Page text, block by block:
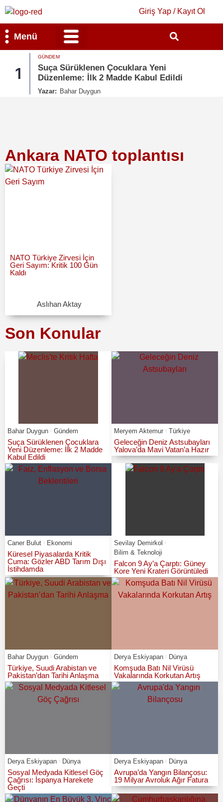
Giriş Yap / Kayıt Ol
Menü
1
GÜNDEM
Suça Sürüklenen Çocuklara Yeni
Düzenleme: İlk 2 Madde Kabul Edildi
Yazar: Bahar Duygun
Ankara NATO toplantısı
NATO Türkiye Zirvesi İçin
Geri Sayım: Kritik 100 Gün
Kaldı
Aslıhan Aktay
Son Konular
Bahar Duygun Gündem
Suça Sürüklenen Çocuklara
Yeni Düzenleme: İlk 2 Madde
Kabul Edildi
Meryem Aktemur Türkiye
Geleceğin Deniz Astsubayları
Yalova’da Mavi Vatan’a Hazır
Caner Bulut Ekonomi
Küresel Piyasalarda Kritik
Cuma: Gözler ABD Tarım Dışı
İstihdamda
Sevilay Demirkol
Bilim & Teknoloji
Falcon 9 Ay’a Çarptı: Güney
Kore Yeni Krateri Görüntüledi
Bahar Duygun Gündem
Türkiye, Suudi Arabistan ve
Pakistan’dan Tarihi Anlaşma
Derya Eskiyapan Dünya
Komşuda Batı Nil Virüsü
Vakalarında Korkutan Artış
Derya Eskiyapan Dünya
Sosyal Medyada Kitlesel Göç
Çağrısı: İspanya Harekete
Geçti
Derya Eskiyapan Dünya
Avrupa’da Yangın Bilançosu:
19 Milyar Avroluk Ağır Fatura